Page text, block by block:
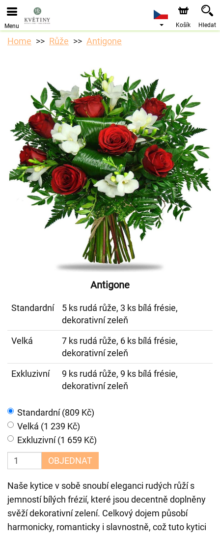
Objednávky přes e-shop přijímáme. Nejbližší možné
doručení je od 10.8.2026 z důvodu dovolené.
Menu Košík Hledat
Home Růže Antigone
Antigone
Standardní
5 ks rudá růže, 3 ks bílá frésie,
dekorativní zeleň
Velká
7 ks rudá růže, 6 ks bílá frésie,
dekorativní zeleň
Exkluzivní
9 ks rudá růže, 9 ks bílá frésie,
dekorativní zeleň
Standardní (809 Kč)
Velká (1 239 Kč)
Exkluzivní (1 659 Kč)
OBJEDNAT
Naše kytice v sobě snoubí eleganci rudých růží s
jemností bílých frézií, které jsou decentně doplněny
svěží dekorativní zelení. Celkový dojem působí
harmonicky, romanticky i slavnostně, což tuto kytici